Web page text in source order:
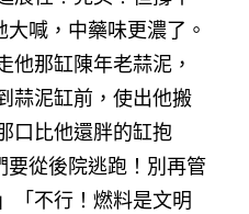
喊，中藥味更濃了。
他那缸陳年老蒜泥，
蒜泥缸前，使出他搬
口比他還胖的缸抱
從後院逃跑！別再管
「不行！燃料是文明